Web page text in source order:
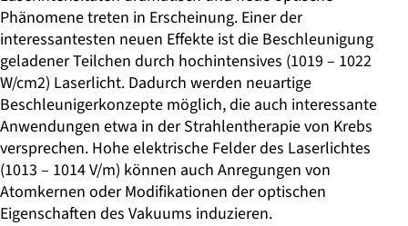
Phänomene treten in Erscheinung. Einer der
interessantesten neuen Effekte ist die Beschleunigung
geladener Teilchen durch hochintensives (1019 – 1022
W/cm2) Laserlicht. Dadurch werden neuartige
Beschleunigerkonzepte möglich, die auch interessante
Anwendungen etwa in der Strahlentherapie von Krebs
versprechen. Hohe elektrische Felder des Laserlichtes
(1013 – 1014 V/m) können auch Anregungen von
Atomkernen oder Modifikationen der optischen
Eigenschaften des Vakuums induzieren.